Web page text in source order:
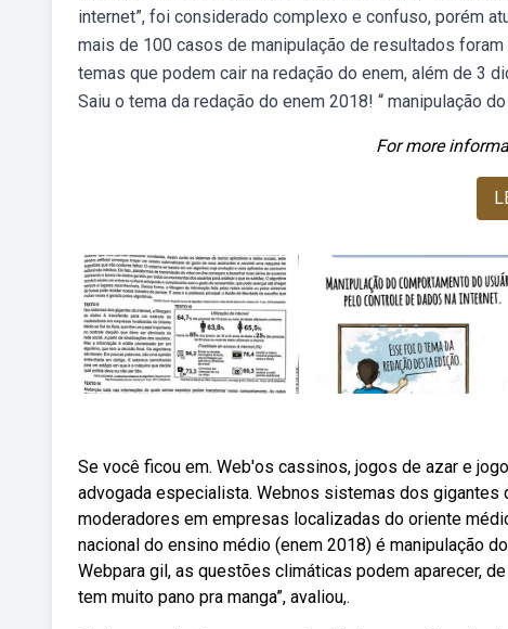
internet”, foi considerado complexo e confuso, porém
mais de 100 casos de manipulação de resultados
temas que podem cair na redação do enem, além de 3
Saiu o tema da redação do enem 2018! “ manipulação
For more
Se você ficou em. Web'os cassinos, jogos de azar e
advogada especialista. Webnos sistemas dos
moderadores em empresas localizadas do oriente
nacional do ensino médio (enem 2018) é manipulação
Webpara gil, as questões climáticas podem aparecer,
tem muito pano pra manga”, avaliou,.